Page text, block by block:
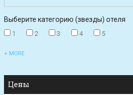
Выберите категорию (звезды) отеля
1 2 3 4 5
+ MORE
Цены